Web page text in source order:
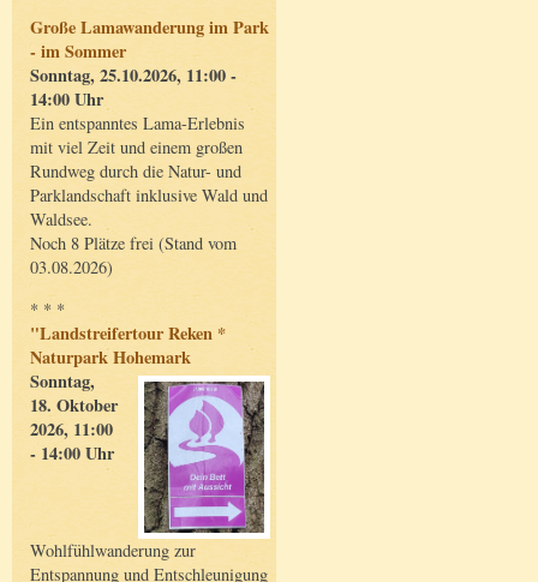
Große Lamawanderung im Park
- im Sommer
Sonntag, 25.10.2026, 11:00 -
14:00 Uhr
Ein entspanntes Lama-Erlebnis
mit viel Zeit und einem großen
Rundweg durch die Natur- und
Parklandschaft inklusive Wald und
Waldsee.
Noch 8 Plätze frei (Stand vom
03.08.2026)
* * *
"Landstreifertour Reken *
Naturpark Hohemark
Sonntag,
18. Oktober
2026, 11:00
- 14:00 Uhr
Wohlfühlwanderung zur
Entspannung und Entschleunigung